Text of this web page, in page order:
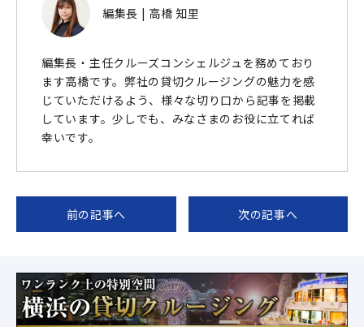
編集長 | 高橋 知里
編集長・主任クルーズコンシェルジュを務めており
ます高橋です。弊社の貸切クルージングの魅力を感
じていただけるよう、様々な切り口から記事を掲載
しています。少しでも、みなさまのお役に立てれば
幸いです。
前の記事へ 次の記事へ